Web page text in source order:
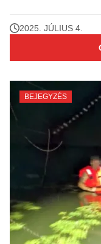
2025. JÚLIUS 4.
BEJEGYZÉS